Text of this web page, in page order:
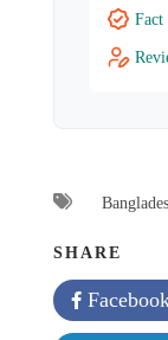
SHARE